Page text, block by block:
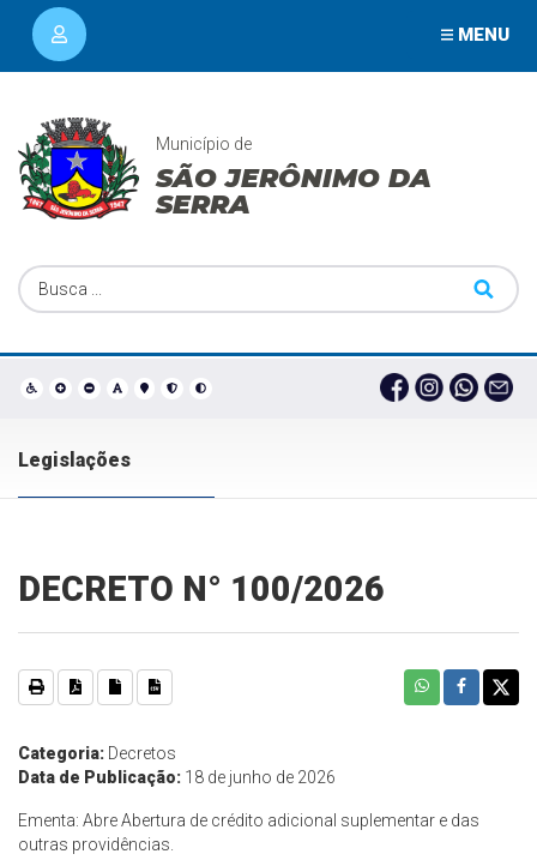
MENU
Município de
SÃO JERÔNIMO DA
SERRA
Legislações
DECRETO N° 100/2026
Categoria: Decretos
Data de Publicação: 18 de junho de 2026
Ementa: Abre Abertura de crédito adicional suplementar e das
outras providências.